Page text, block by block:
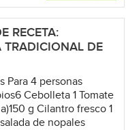
RECETA:
TRADICIONAL DE
Para 4 personas
Cebolleta 1 Tomate
g Cilantro fresco 1
de nopales